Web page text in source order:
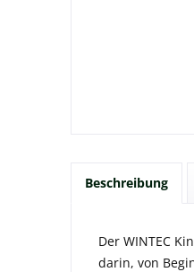
Beschreibung
Der WINTEC
darin, von